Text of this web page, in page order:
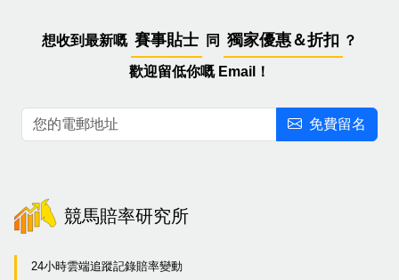
想收到最新嘅 賽事貼士 同 獨家優惠＆折扣 ？
歡迎留低你嘅 Email！
免費留名
競馬賠率研究所
24小時雲端追蹤記錄賠率變動